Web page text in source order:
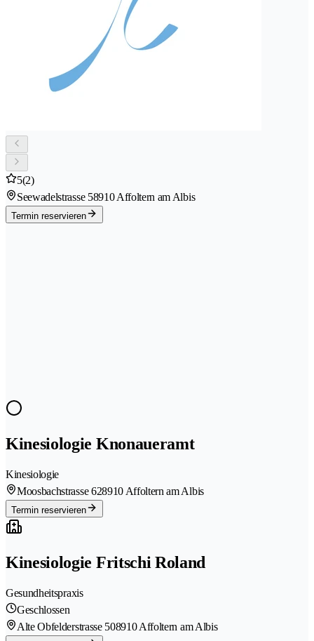
5(2)
Seewadelstrasse 58910 Affoltern am Albis
Termin reservieren
Kinesiologie Knonaueramt
Kinesiologie
Moosbachstrasse 628910 Affoltern am Albis
Termin reservieren
Kinesiologie Fritschi Roland
Gesundheitspraxis
Geschlossen
Alte Obfelderstrasse 508910 Affoltern am Albis